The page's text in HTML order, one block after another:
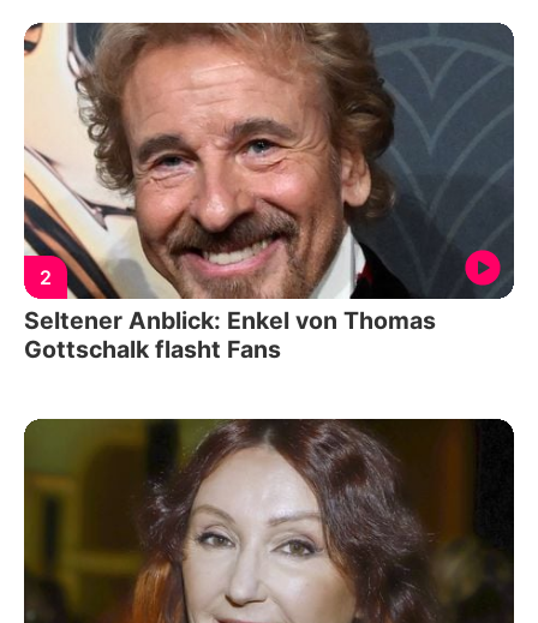
2
Seltener Anblick: Enkel von Thomas
Gottschalk flasht Fans